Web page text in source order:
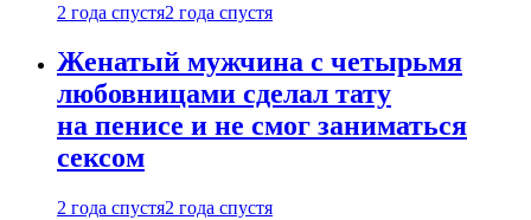
2 года спустя2 года спустя
Женатый мужчина с четырьмя
любовницами сделал тату
на пенисе и не смог заниматься
сексом
2 года спустя2 года спустя